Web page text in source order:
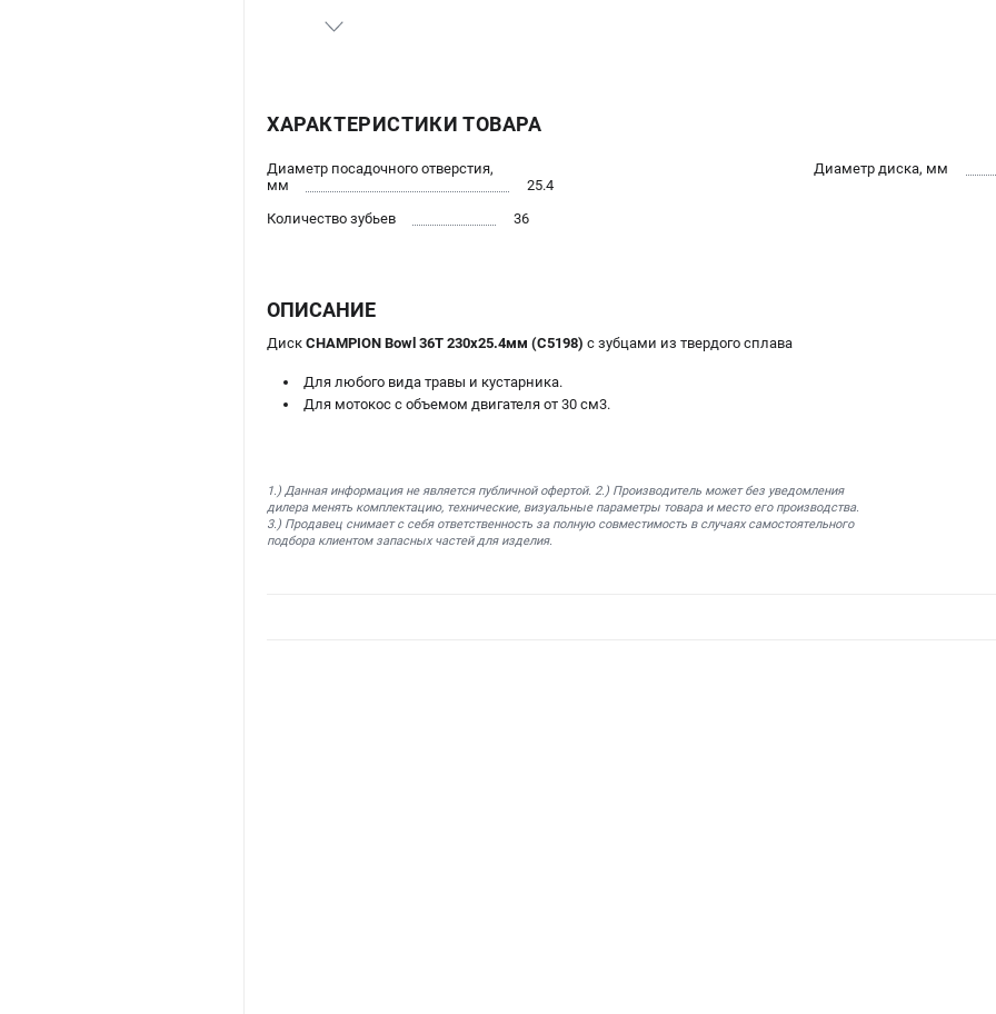
ХАРАКТЕРИСТИКИ ТОВАРА
Диаметр посадочного отверстия,
мм
25.4
Количество зубьев
36
Диаметр диска, мм
ОПИСАНИЕ
Диск CHAMPION Bowl 36Т 230х25.4мм (C5198) с зубцами из твердого сплава
Для любого вида травы и кустарника.
Для мотокос с объемом двигателя от 30 см3.
1.) Данная информация не является публичной офертой. 2.) Производитель может без уведомления
дилера менять комплектацию, технические, визуальные параметры товара и место его производства.
3.) Продавец снимает с себя ответственность за полную совместимость в случаях самостоятельного
подбора клиентом запасных частей для изделия.